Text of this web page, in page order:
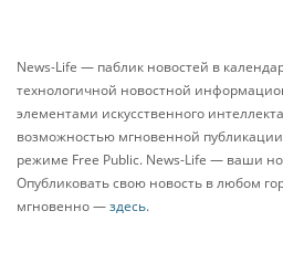
News-Life — паблик новостей в
технологичной новостной
элементами искусственного
возможностью мгновенной публикации
режиме Free Public. News-Life — ваши
Опубликовать свою новость в любом
мгновенно —здесь.